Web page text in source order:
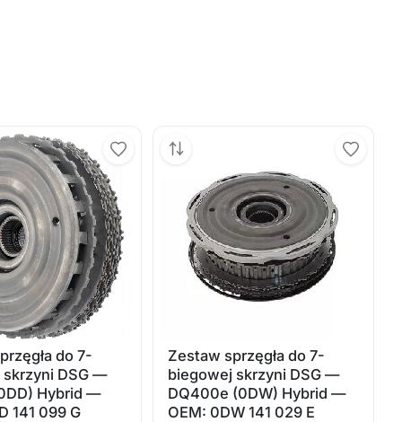
do 7-
DSG —
Hybrid —
141 099 G
Zestaw sprzęgła do 7-
biegowej skrzyni DSG —
DQ400e (0DW) Hybrid —
OEM: 0DW 141 029 E